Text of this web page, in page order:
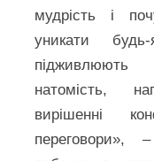
мудрість і
уникати
підживлюють
натомість,
вирішенні
переговори»,